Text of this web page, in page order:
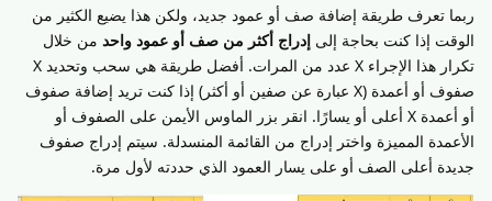
ربما تعرف طريقة إضافة صف أو عمود جديد، ولكن هذا يضيع الكثير من
الوقت إذا كنت بحاجة إلى إدراج أكثر من صف أو عمود واحد من خلال
تكرار هذا الإجراء X عدد من المرات. أفضل طريقة هي سحب وتحديد X
صفوف أو أعمدة (X عبارة عن صفين أو أكثر) إذا كنت تريد إضافة صفوف
أو أعمدة X أعلى أو يسارًا. انقر بزر الماوس الأيمن على الصفوف أو
الأعمدة المميزة واختر إدراج من القائمة المنسدلة. سيتم إدراج صفوف
جديدة أعلى الصف أو على يسار العمود الذي حددته لأول مرة.